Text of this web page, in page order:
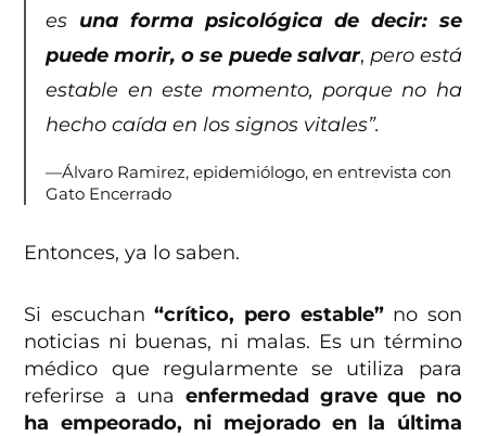
es una forma psicológica de decir: se
puede morir, o se puede salvar, pero está
estable en este momento, porque no ha
hecho caída en los signos vitales”.
—Álvaro Ramirez, epidemiólogo, en entrevista con
Gato Encerrado
Entonces, ya lo saben.
Si escuchan“crítico, pero estable” no son
noticias ni buenas, ni malas. Es un término
médico que regularmente se utiliza para
referirse a una enfermedad grave que no
ha empeorado, ni mejorado en la última